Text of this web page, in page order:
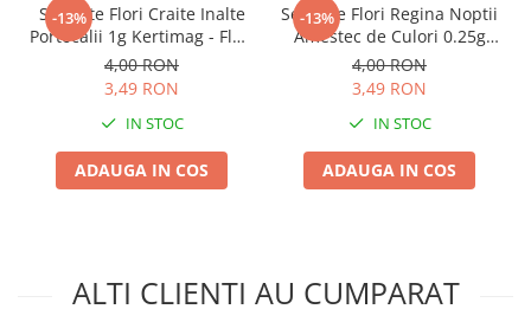
Diverse depozitare
Echipament protectie gradina
Fir/Ata de legat
Furtun / banda / tub
Plasa de umbrire
-13%
Seminte Flori Craite Inalte
Portocalii 1g Kertimag - Flori
Mari tip Garofita
4,00 RON
3,49 RON
IN STOC
ADAUGA IN COS
-13%
Seminte Flori Regina Noptii
Amestec de Culori 0.25g
Kertimag - Parfum Intens
de Seara
4,00 RON
3,49 RON
IN STOC
ADAUGA IN COS
ALTI CLIENTI AU CUMPARAT